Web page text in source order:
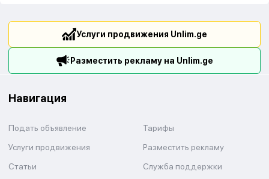
Услуги продвижения Unlim.ge
Разместить рекламу на Unlim.ge
Навигация
Подать объявление
Тарифы
Услуги продвижения
Разместить рекламу
Статьи
Служба поддержки